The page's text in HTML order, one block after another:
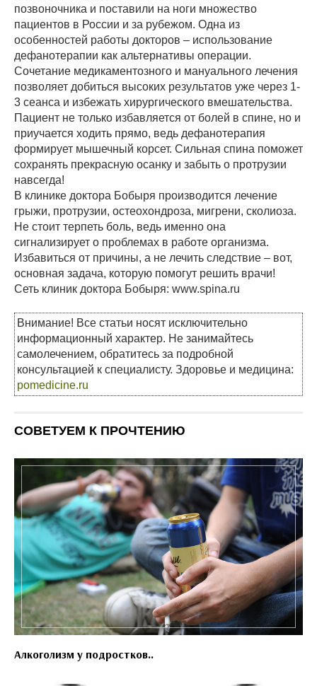
позвоночника и поставили на ноги множество
пациентов в России и за рубежом. Одна из
особенностей работы докторов – использование
дефанотерапии как альтернативы операции.
Сочетание медикаментозного и мануального лечения
позволяет добиться высоких результатов уже через 1-
3 сеанса и избежать хирургического вмешательства.
Пациент не только избавляется от болей в спине, но и
приучается ходить прямо, ведь дефанотерапия
формирует мышечный корсет. Сильная спина поможет
сохранять прекрасную осанку и забыть о протрузии
навсегда!
В клинике доктора Бобыря производится лечение
грыжи, протрузии, остеохондроза, мигрени, сколиоза.
Не стоит терпеть боль, ведь именно она
сигнализирует о проблемах в работе организма.
Избавиться от причины, а не лечить следствие – вот,
основная задача, которую помогут решить врачи!
Сеть клиник доктора Бобыря: www.spina.ru
Внимание! Все статьи носят исключительно
информационный характер. Не занимайтесь
самолечением, обратитесь за подробной
консультацией к специалисту. Здоровье и медицина:
pomedicine.ru
СОВЕТУЕМ К ПРОЧТЕНИЮ
Алкоголизм у подростков..